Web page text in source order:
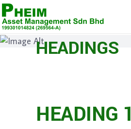
EXPLORE THE FEATURES
HEADINGS
HEADING 1